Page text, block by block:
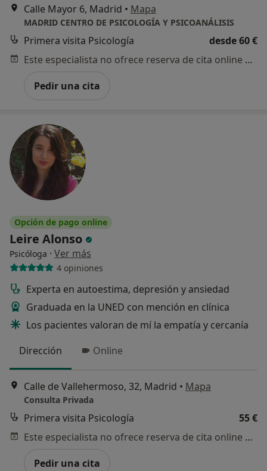
Calle Mayor 6, Madrid • Mapa
MADRID CENTRO DE PSICOLOGÍA Y PSICOANÁLISIS
Primera visita Psicología
desde 60 €
Este especialista no ofrece reserva de cita online en esta dirección.
Pedir una cita
Opción de pago online
Leire Alonso
Psicóloga · Ver más
4 opiniones
Experta en autoestima, depresión y ansiedad
Graduada en la UNED con mención en clínica
Los pacientes valoran de mí la empatía y cercanía
Dirección
Online
Calle de Vallehermoso, 32, Madrid • Mapa
Consulta Privada
Primera visita Psicología
55 €
Este especialista no ofrece reserva de cita online en esta dirección.
Pedir una cita